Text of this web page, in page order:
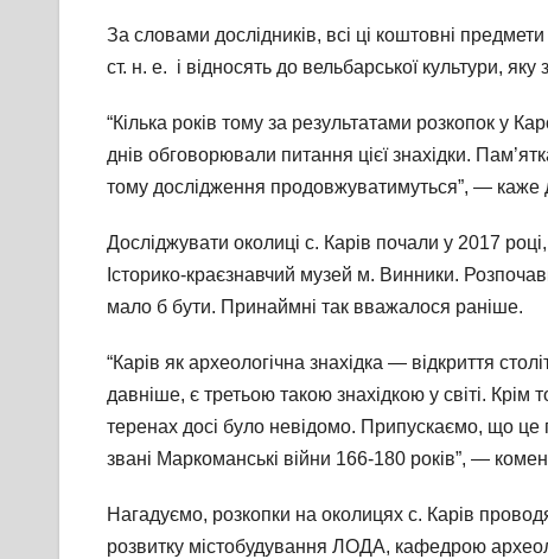
За словами дослідників, всі ці коштовні предмети
ст. н. е. і відносять до вельбарської культури,
“Кілька років тому за результатами розкопок у
днів обговорювали питання цієї знахідки.
тому дослідження продовжуватимуться”, — каже
Досліджувати околиці с. Карів почали у 2017
Історико-краєзнавчий музей м. Винники.
мало б бути. Принаймні так вважалося раніше.
“Карів як археологічна знахідка — відкриття
давніше, є третьою такою знахідкою у світі.
теренах досі було невідомо. Припускаємо, що це
звані Маркоманські війни 166-180 років”, —
Нагадуємо, розкопки на околицях с. Карів
розвитку містобудування ЛОДА, кафедрою